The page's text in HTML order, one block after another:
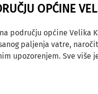
OPĆINE
području općine Velika
paljenja vatre,
upozorenjem. Sve više